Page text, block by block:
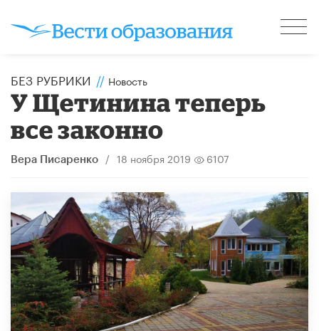
БЕЗ РУБРИКИ // Новость
У Щетинина теперь
все законно
Вера Писаренко / 18 ноября 2019 6107